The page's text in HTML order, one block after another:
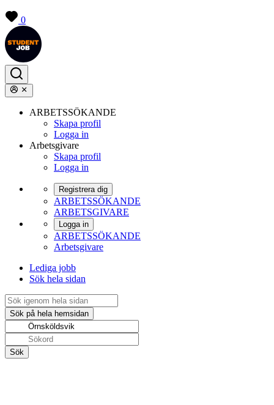
0
ARBETSSÖKANDE
Skapa profil
Logga in
Arbetsgivare
Skapa profil
Logga in
Registrera dig
ARBETSSÖKANDE
ARBETSGIVARE
Logga in
ARBETSSÖKANDE
Arbetsgivare
Lediga jobb
Sök hela sidan